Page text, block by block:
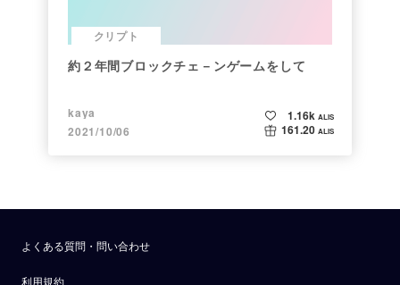
クリプト
約２年間ブロックチェ－ンゲームをして
kaya
2021/10/06
1.16k ALIS
161.20 ALIS
よくある質問・問い合わせ
利用規約